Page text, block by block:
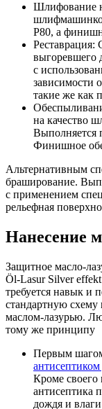
Шлифование
Р80, а
Реставрация:
выгоревшего
с
зависимости
такие же как
на качество
Выполняется
Финишное
Альтернативным
браширование.
с применением
рельефная
Нанесение
Защитное масло-
Öl-Lasur Silver
требуется навык и
стандартную схему
маслом-лазурью.
тому же принципу
Первым шагом
Кроме своего
антисептика
дождя и